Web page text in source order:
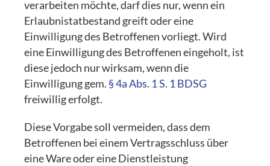
verarbeiten möchte, darf dies nur, wenn ein
Erlaubnistatbestand greift oder eine
Einwilligung des Betroffenen vorliegt. Wird
eine Einwilligung des Betroffenen eingeholt, ist
diese jedoch nur wirksam, wenn die
Einwilligung gem. § 4a Abs. 1 S. 1 BDSG
freiwillig erfolgt.
Diese Vorgabe soll vermeiden, dass dem
Betroffenen bei einem Vertragsschluss über
eine Ware oder eine Dienstleistung